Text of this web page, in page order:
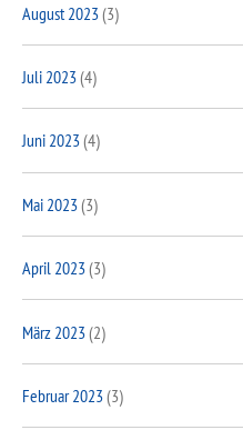
August 2023(3)
Juli 2023(4)
Juni 2023(4)
Mai 2023(3)
April 2023(3)
März 2023(2)
Februar 2023(3)